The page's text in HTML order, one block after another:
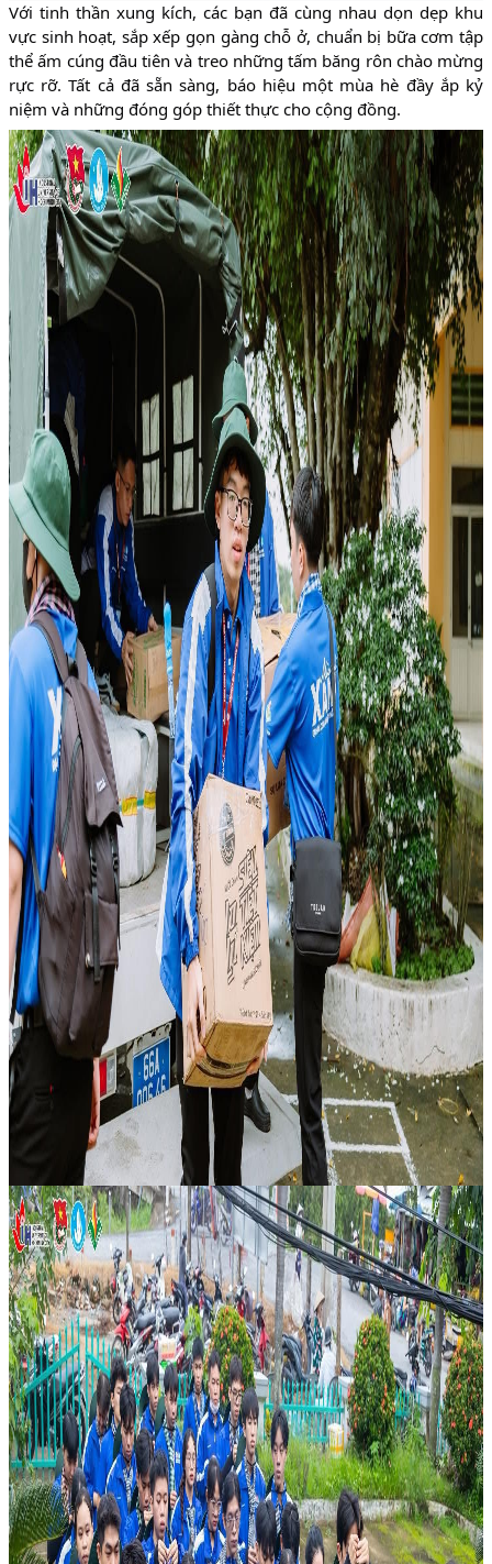
Với tinh thần xung kích, các bạn đã cùng nhau dọn dẹp khu
vực sinh hoạt, sắp xếp gọn gàng chỗ ở, chuẩn bị bữa cơm tập
thể ấm cúng đầu tiên và treo những tấm băng rôn chào mừng
rực rỡ. Tất cả đã sẵn sàng, báo hiệu một mùa hè đầy ắp kỷ
niệm và những đóng góp thiết thực cho cộng đồng.